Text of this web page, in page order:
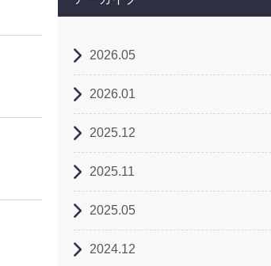
2026.05
2026.01
2025.12
2025.11
2025.05
2024.12